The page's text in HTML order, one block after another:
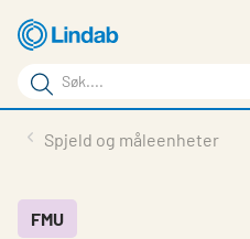
hovedinnhold
Søkeord
Søk
på
Last ned
Spjeld og måleenheter
FMU